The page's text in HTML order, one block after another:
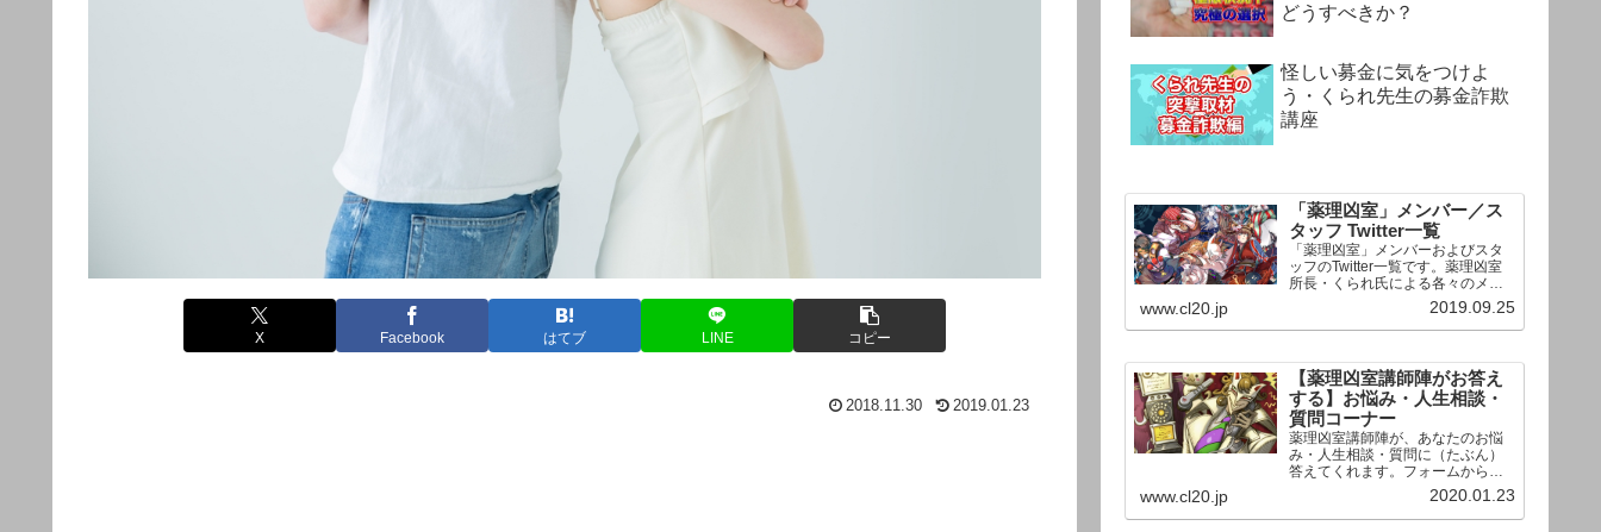
X Facebook はてブ LINE コピー
2018.11.30 2019.01.23
どうすべきか？
怪しい募金に気をつけよ
う・くられ先生の募金詐欺
講座
「薬理凶室」メンバー／ス
タッフ Twitter一覧
「薬理凶室」メンバーおよびスタ
ッフのTwitter一覧です。薬理凶室
所長・くられ氏による各々のメン
バーの一言紹介付き。Twitterへの
リンクの下にあるフォローボタン
を押すとそのままフォローできま
www.cl20.jp 2019.09.25
【薬理凶室講師陣がお答え
する】お悩み・人生相談・
質問コーナー
薬理凶室講師陣が、あなたのお悩
み・人生相談・質問に（たぶん）
答えてくれます。フォームからお
送りいただいた相談は、順次、動
画として公開される予定（時期未
定）！ どうぞお気軽にご質問く
www.cl20.jp 2020.01.23